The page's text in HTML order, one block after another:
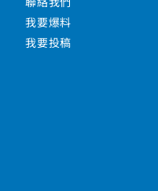
聯絡我們
我要爆料
我要投稿